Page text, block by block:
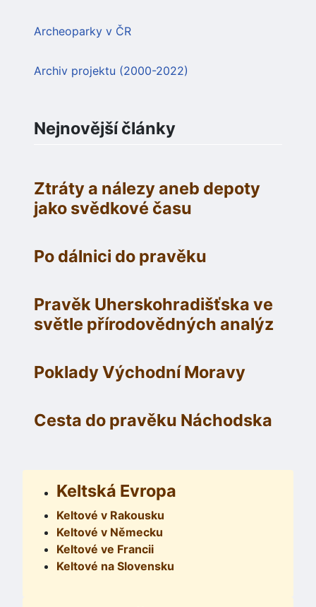
Archeoparky v ČR
Archiv projektu (2000-2022)
Nejnovější články
Ztráty a nálezy aneb depoty
jako svědkové času
Po dálnici do pravěku
Pravěk Uherskohradišťska ve
světle přírodovědných analýz
Poklady Východní Moravy
Cesta do pravěku Náchodska
Keltská Evropa
Keltové v Rakousku
Keltové v Německu
Keltové ve Francii
Keltové na Slovensku